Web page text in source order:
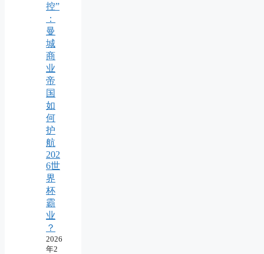
控”
：
曼
城
商
业
帝
国
如
何
护
航
202
6世
界
杯
霸
业
？
2026
年2